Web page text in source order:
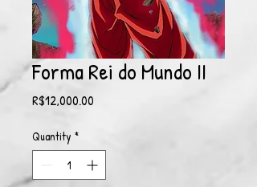
Forma Rei do Mundo II
R$12,000.00
Quantity *